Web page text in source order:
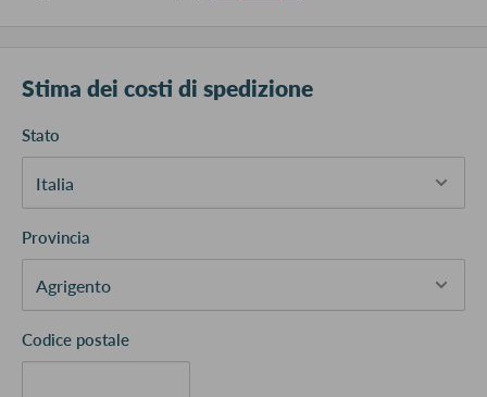
Stima dei costi di spedizione
Stato
Provincia
Codice postale